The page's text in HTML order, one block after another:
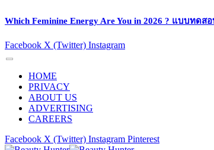
Which Feminine Energy Are You in 2026 ? แบบทด
Facebook X (Twitter) Instagram
HOME
PRIVACY
ABOUT US
ADVERTISING
CAREERS
Facebook X (Twitter) Instagram Pinterest